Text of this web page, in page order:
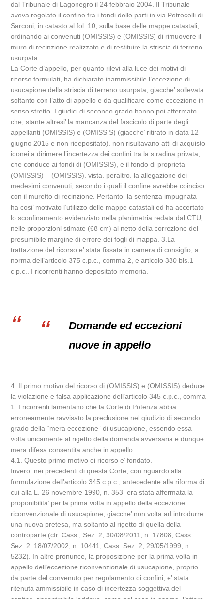
dal Tribunale di Lagonegro il 24 febbraio 2004. Il Tribunale
aveva regolato il confine fra i fondi delle parti in via Petrocelli di
Sarconi, in catasto al fol. 10, sulla base delle mappe catastali,
ordinando ai convenuti (OMISSIS) e (OMISSIS) di rimuovere il
muro di recinzione realizzato e di restituire la striscia di terreno
usurpata.
La Corte d’appello, per quanto rilevi alla luce dei motivi di
ricorso formulati, ha dichiarato inammissibile l’eccezione di
usucapione della striscia di terreno usurpata, giacche’ sollevata
soltanto con l’atto di appello e da qualificare come eccezione in
senso stretto. I giudici di secondo grado hanno poi affermato
che, stante altresi’ la mancanza del fascicolo di parte degli
appellanti (OMISSIS) e (OMISSIS) (giacche’ ritirato in data 12
giugno 2015 e non ridepositato), non risultavano atti di acquisto
idonei a dirimere l’incertezza dei confini tra la stradina privata,
che conduce ai fondi di (OMISSIS), e il fondo di proprieta’
(OMISSIS) – (OMISSIS), vista, peraltro, la allegazione dei
medesimi convenuti, secondo i quali il confine avrebbe coinciso
con il muretto di recinzione. Pertanto, la sentenza impugnata
ha cosi’ motivato l’utilizzo delle mappe catastali ed ha accertato
lo sconfinamento evidenziato nella planimetria redata dal CTU,
nelle proporzioni stimate (68 cm) al netto della correzione del
presumibile margine di errore dei fogli di mappa. 3.La
trattazione del ricorso e’ stata fissata in camera di consiglio, a
norma dell’articolo 375 c.p.c., comma 2, e articolo 380 bis.1
c.p.c.. I ricorrenti hanno depositato memoria.
Domande ed eccezioni
nuove in appello
4. Il primo motivo del ricorso di (OMISSIS) e (OMISSIS) deduce
la violazione e falsa applicazione dell’articolo 345 c.p.c., comma
1. I ricorrenti lamentano che la Corte di Potenza abbia
erroneamente ravvisato la preclusione nel giudizio di secondo
grado della “mera eccezione” di usucapione, essendo essa
volta unicamente al rigetto della domanda avversaria e dunque
mera difesa consentita anche in appello.
4.1. Questo primo motivo di ricorso e’ fondato.
Invero, nei precedenti di questa Corte, con riguardo alla
formulazione dell’articolo 345 c.p.c., antecedente alla riforma di
cui alla L. 26 novembre 1990, n. 353, era stata affermata la
proponibilita’ per la prima volta in appello della eccezione
riconvenzionale di usucapione, giacche’ non volta ad introdurre
una nuova pretesa, ma soltanto al rigetto di quella della
controparte (cfr. Cass., Sez. 2, 30/08/2011, n. 17808; Cass.
Sez. 2, 18/07/2002, n. 10441; Cass. Sez. 2, 29/05/1999, n.
5232). In altre pronunce, la proposizione per la prima volta in
appello dell’eccezione riconvenzionale di usucapione, proprio
da parte del convenuto per regolamento di confini, e’ stata
ritenuta ammissibile in caso di incertezza soggettiva del